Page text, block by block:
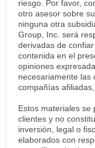
riesgo. Por favor,
otro asesor sobre
ninguna otra
Group, Inc. será
derivadas de
contenida en el
opiniones
necesariamente las
compañías
Estos materiales se
clientes y no
inversión, legal o
elaborados con